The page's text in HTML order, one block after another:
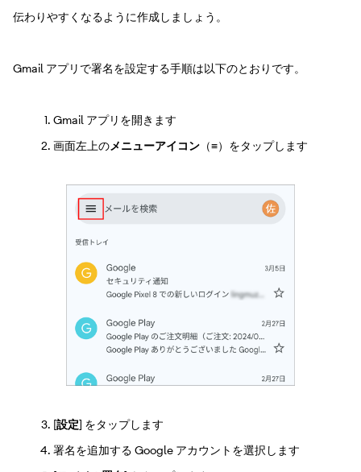
伝わりやすくなるように作成しましょう。
Gmail アプリで署名を設定する手順は以下のとおりです。
Gmail アプリを開きます
画面左上のメニューアイコン （≡）をタップします
[設定] をタップします
署名を追加する Google アカウントを選択します